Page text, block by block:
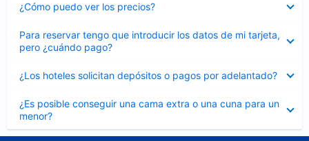
¿Cómo puedo ver los precios?
cerrado
Para reservar tengo que introducir los datos de mi tarjeta,
pero ¿cuándo pago?
cerrado
¿Los hoteles solicitan depósitos o pagos por adelantado?
cerrado
¿Es posible conseguir una cama extra o una cuna para un
menor?
cerrado